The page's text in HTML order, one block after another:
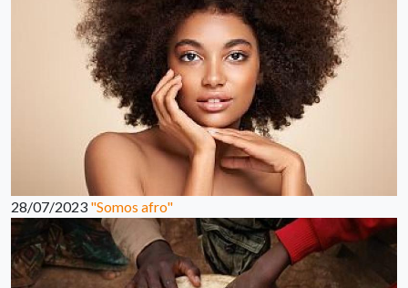
28/07/2023 "Somos afro"